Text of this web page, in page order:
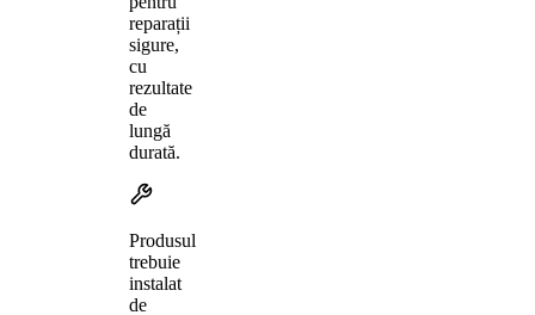
reparații
sigure,
cu
rezultate
de
lungă
durată.
Produsul
trebuie
instalat
de